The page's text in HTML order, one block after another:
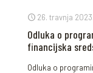
26. travnja 2023.
Odluka o
financijska
Odluka o